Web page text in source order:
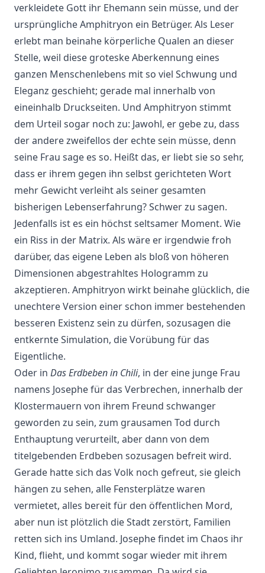
verkleidete Gott ihr Ehemann sein müsse, und der
ursprüngliche Amphitryon ein Betrüger. Als Leser
erlebt man beinahe körperliche Qualen an dieser
Stelle, weil diese groteske Aberkennung eines
ganzen Menschenlebens mit so viel Schwung und
Eleganz geschieht; gerade mal innerhalb von
eineinhalb Druckseiten. Und Amphitryon stimmt
dem Urteil sogar noch zu: Jawohl, er gebe zu, dass
der andere zweifellos der echte sein müsse, denn
seine Frau sage es so. Heißt das, er liebt sie so sehr,
dass er ihrem gegen ihn selbst gerichteten Wort
mehr Gewicht verleiht als seiner gesamten
bisherigen Lebenserfahrung? Schwer zu sagen.
Jedenfalls ist es ein höchst seltsamer Moment. Wie
ein Riss in der Matrix. Als wäre er irgendwie froh
darüber, das eigene Leben als bloß von höheren
Dimensionen abgestrahltes Hologramm zu
akzeptieren. Amphitryon wirkt beinahe glücklich, die
unechtere Version einer schon immer bestehenden
besseren Existenz sein zu dürfen, sozusagen die
entkernte Simulation, die Vorübung für das
Eigentliche.
Oder in Das Erdbeben in Chili, in der eine junge Frau
namens Josephe für das Verbrechen, innerhalb der
Klostermauern von ihrem Freund schwanger
geworden zu sein, zum grausamen Tod durch
Enthauptung verurteilt, aber dann von dem
titelgebenden Erdbeben sozusagen befreit wird.
Gerade hatte sich das Volk noch gefreut, sie gleich
hängen zu sehen, alle Fensterplätze waren
vermietet, alles bereit für den öffentlichen Mord,
aber nun ist plötzlich die Stadt zerstört, Familien
retten sich ins Umland. Josephe findet im Chaos ihr
Kind, flieht, und kommt sogar wieder mit ihrem